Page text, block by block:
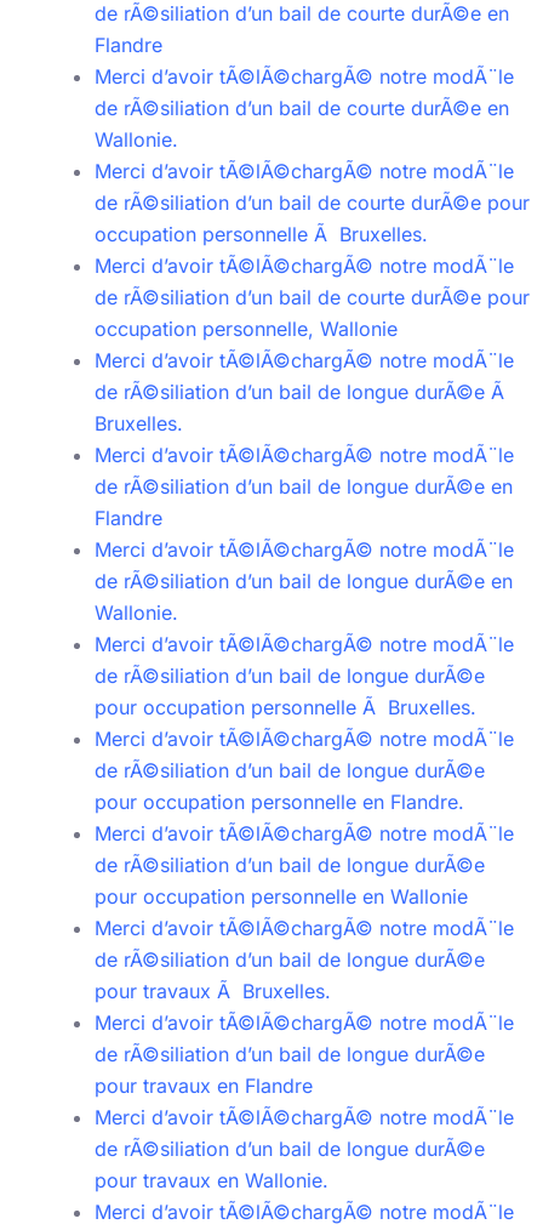
de rÃ©siliation d’un bail de courte durÃ©e en
Flandre
Merci d’avoir tÃ©lÃ©chargÃ© notre modÃ¨le
de rÃ©siliation d’un bail de courte durÃ©e en
Wallonie.
Merci d’avoir tÃ©lÃ©chargÃ© notre modÃ¨le
de rÃ©siliation d’un bail de courte durÃ©e pour
occupation personnelle Ã Bruxelles.
Merci d’avoir tÃ©lÃ©chargÃ© notre modÃ¨le
de rÃ©siliation d’un bail de courte durÃ©e pour
occupation personnelle, Wallonie
Merci d’avoir tÃ©lÃ©chargÃ© notre modÃ¨le
de rÃ©siliation d’un bail de longue durÃ©e Ã
Bruxelles.
Merci d’avoir tÃ©lÃ©chargÃ© notre modÃ¨le
de rÃ©siliation d’un bail de longue durÃ©e en
Flandre
Merci d’avoir tÃ©lÃ©chargÃ© notre modÃ¨le
de rÃ©siliation d’un bail de longue durÃ©e en
Wallonie.
Merci d’avoir tÃ©lÃ©chargÃ© notre modÃ¨le
de rÃ©siliation d’un bail de longue durÃ©e
pour occupation personnelle Ã Bruxelles.
Merci d’avoir tÃ©lÃ©chargÃ© notre modÃ¨le
de rÃ©siliation d’un bail de longue durÃ©e
pour occupation personnelle en Flandre.
Merci d’avoir tÃ©lÃ©chargÃ© notre modÃ¨le
de rÃ©siliation d’un bail de longue durÃ©e
pour occupation personnelle en Wallonie
Merci d’avoir tÃ©lÃ©chargÃ© notre modÃ¨le
de rÃ©siliation d’un bail de longue durÃ©e
pour travaux Ã Bruxelles.
Merci d’avoir tÃ©lÃ©chargÃ© notre modÃ¨le
de rÃ©siliation d’un bail de longue durÃ©e
pour travaux en Flandre
Merci d’avoir tÃ©lÃ©chargÃ© notre modÃ¨le
de rÃ©siliation d’un bail de longue durÃ©e
pour travaux en Wallonie.
Merci d’avoir tÃ©lÃ©chargÃ© notre modÃ¨le